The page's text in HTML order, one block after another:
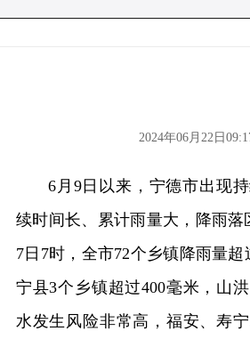
2024年06月22日
6月9日以来，宁德市出现
续时间长、累计雨量大，降雨落
7日7时，全市72个乡镇降雨量
宁县3个乡镇超过400毫米，山
水发生风险非常高，福安、寿